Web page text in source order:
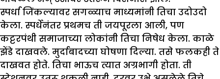
स्पर्धा जिंकल्यावर सगळ्याच माध्यमांनी तिचा उदोउदो
केला. स्पर्धेनंतर प्रथमच ती जयपूरला आली, पण
कट्टरपंथी समाजाच्या लोकांनी तिचा निषेध केला. काळे
झेंडे दाखवले. मुर्दाबादच्या घोषणा दिल्या. तसे फलकही ते
दाखवत होते. तिचा भाऊच त्यात अग्रभागी होता. ती